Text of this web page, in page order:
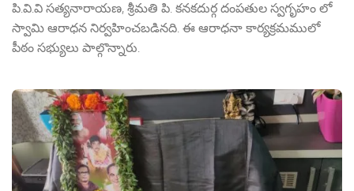
పి.వి.వి సత్యనారాయణ, శ్రీమతి పి. కనకదుర్గ దంపతుల స్వగృహం లో
స్వామి ఆరాధన నిర్వహించబడినది. ఈ ఆరాధనా కార్యక్రమములో
పీఠం సభ్యులు పాల్గొన్నారు.